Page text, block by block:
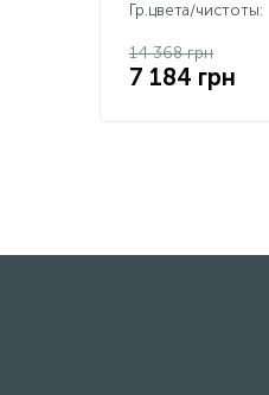
Гр.цвета/чистоты:
14 368 грн
7 184 грн